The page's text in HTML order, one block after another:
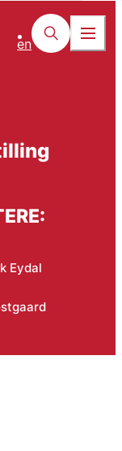
en
Eydal